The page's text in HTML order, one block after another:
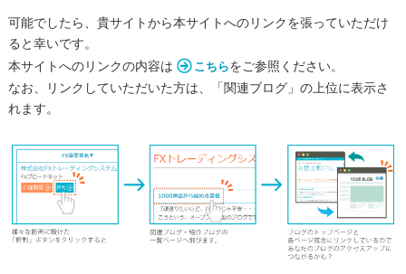
可能でしたら、貴サイトから本サイトへのリンクを張っていただけ
ると幸いです。
本サイトへのリンクの内容は
こちらをご参照ください。
なお、リンクしていただいた方は、「関連ブログ」の上位に表示さ
れます。